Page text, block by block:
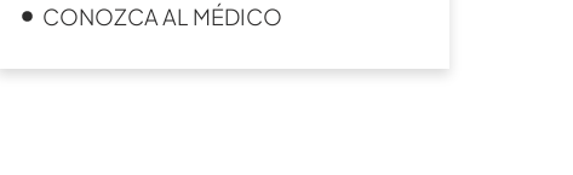
CONOZCA AL MÉDICO